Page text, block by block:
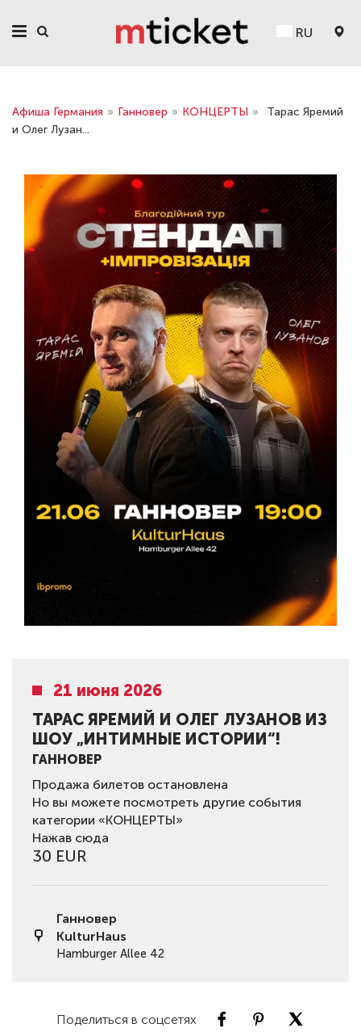
RU
Афиша Германия » Ганновер » КОНЦЕРТЫ »
Тарас Яремий
и Олег Лузан...
21 июня 2026
ТАРАС ЯРЕМИЙ И ОЛЕГ ЛУЗАНОВ ИЗ
ШОУ „ИНТИМНЫЕ ИСТОРИИ“!
ГАННОВЕР
Продажа билетов остановлена
Но вы можете посмотреть другие события
категории «КОНЦЕРТЫ»
Нажав сюда
30 EUR
Ганновер
KulturHaus
Hamburger Allee 42
Поделиться в соцсетях